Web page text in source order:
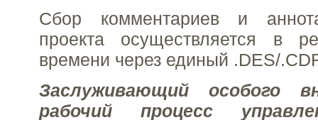
Сбор комментариев и
проекта осуществляется в
времени через единый .DES/
Заслуживающий особого
рабочий процесс